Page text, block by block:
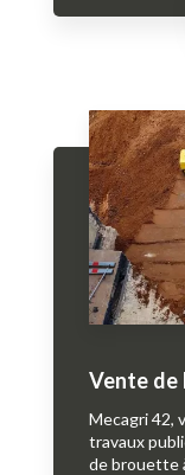
Vente de
Mecagri 42,
travaux
de brouette